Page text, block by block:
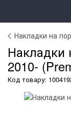
Накладки на
Накладки
2010-
Код товару: